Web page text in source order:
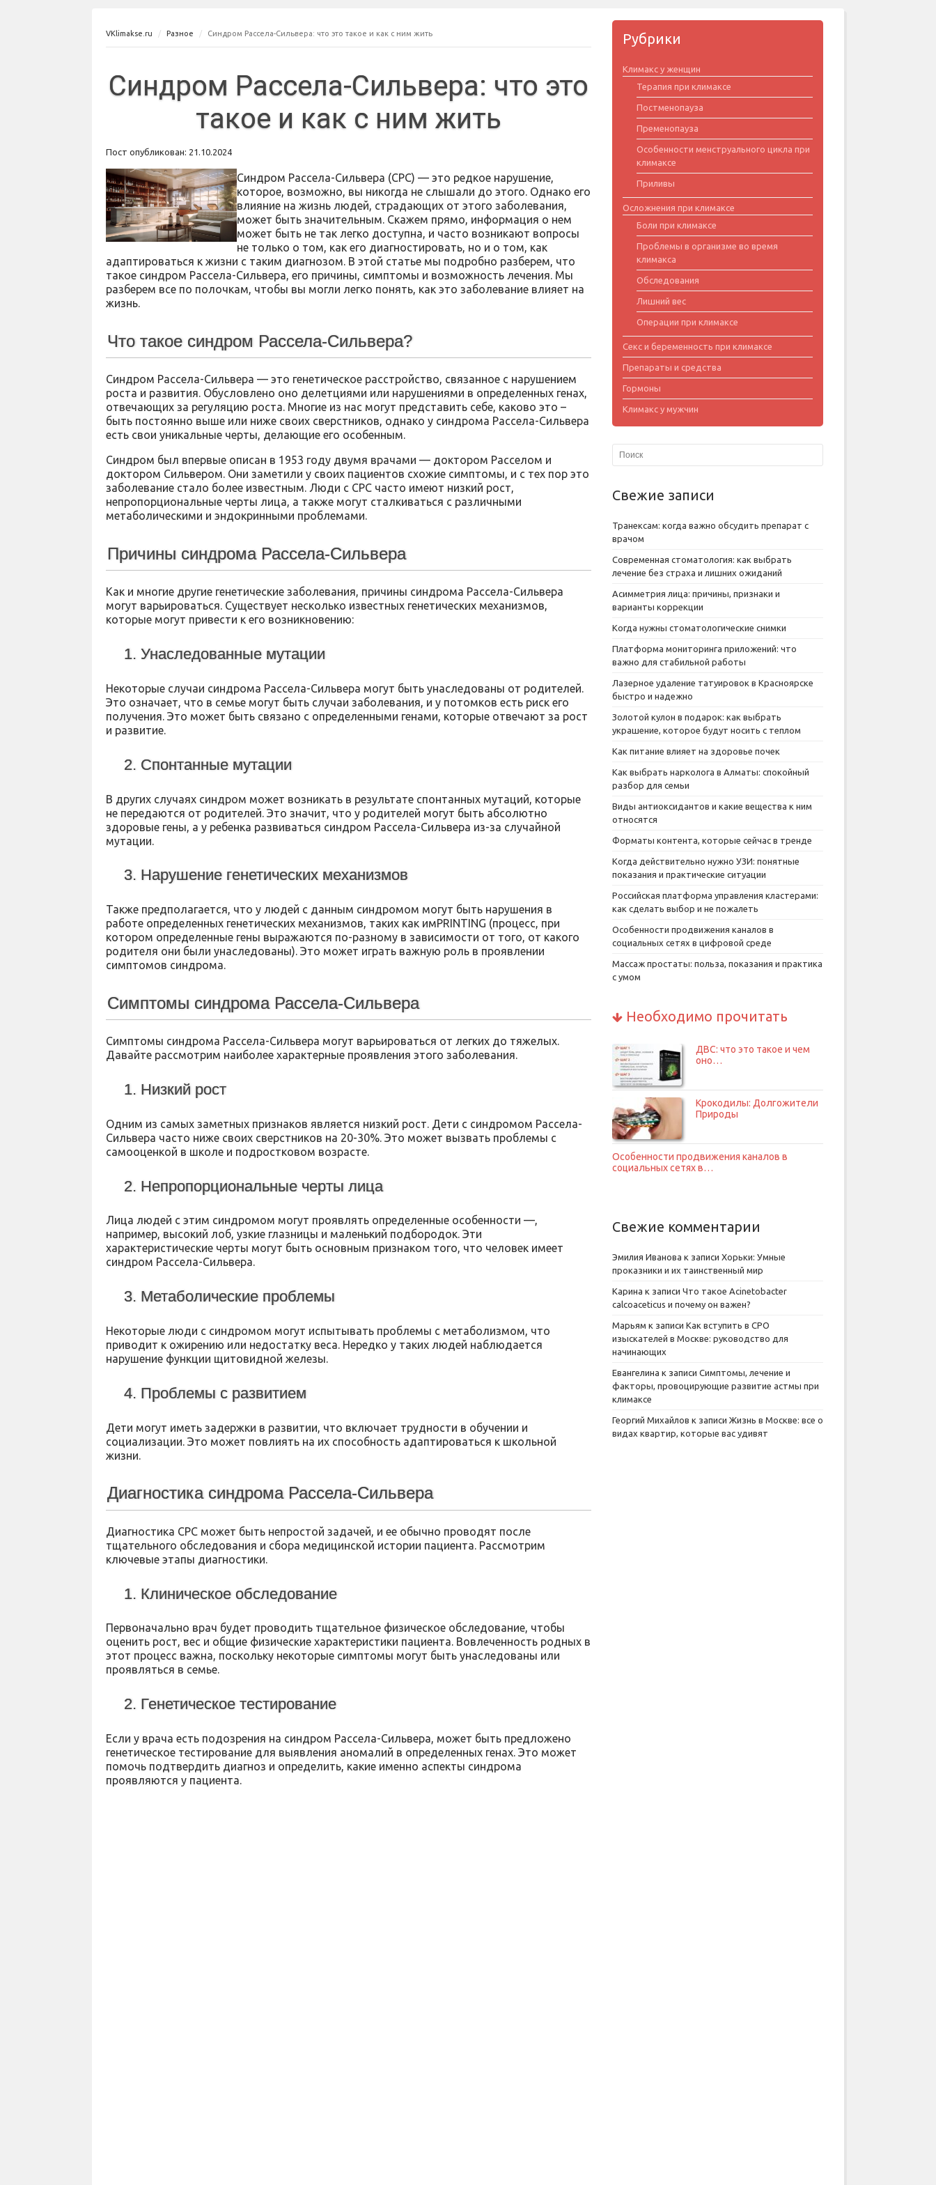
VKlimakse.ru Разное Синдром Рассела-Сильвера: что это такое и как с ним жить
Синдром Рассела-Сильвера: что это
такое и как с ним жить
Пост опубликован: 21.10.2024
Синдром Рассела-Сильвера (СРС) — это редкое нарушение,
которое, возможно, вы никогда не слышали до этого. Однако его
влияние на жизнь людей, страдающих от этого заболевания,
может быть значительным. Скажем прямо, информация о нем
может быть не так легко доступна, и часто возникают вопросы
не только о том, как его диагностировать, но и о том, как
адаптироваться к жизни с таким диагнозом. В этой статье мы подробно разберем, что
такое синдром Рассела-Сильвера, его причины, симптомы и возможность лечения. Мы
разберем все по полочкам, чтобы вы могли легко понять, как это заболевание влияет на
жизнь.
Что такое синдром Рассела-Сильвера?
Синдром Рассела-Сильвера — это генетическое расстройство, связанное с нарушением
роста и развития. Обусловлено оно делетциями или нарушениями в определенных генах,
отвечающих за регуляцию роста. Многие из нас могут представить себе, каково это –
быть постоянно выше или ниже своих сверстников, однако у синдрома Рассела-Сильвера
есть свои уникальные черты, делающие его особенным.
Синдром был впервые описан в 1953 году двумя врачами — доктором Расселом и
доктором Сильвером. Они заметили у своих пациентов схожие симптомы, и с тех пор это
заболевание стало более известным. Люди с СРС часто имеют низкий рост,
непропорциональные черты лица, а также могут сталкиваться с различными
метаболическими и эндокринными проблемами.
Причины синдрома Рассела-Сильвера
Как и многие другие генетические заболевания, причины синдрома Рассела-Сильвера
могут варьироваться. Существует несколько известных генетических механизмов,
которые могут привести к его возникновению:
1. Унаследованные мутации
Некоторые случаи синдрома Рассела-Сильвера могут быть унаследованы от родителей.
Это означает, что в семье могут быть случаи заболевания, и у потомков есть риск его
получения. Это может быть связано с определенными генами, которые отвечают за рост
и развитие.
2. Спонтанные мутации
В других случаях синдром может возникать в результате спонтанных мутаций, которые
не передаются от родителей. Это значит, что у родителей могут быть абсолютно
здоровые гены, а у ребенка развиваться синдром Рассела-Сильвера из-за случайной
мутации.
3. Нарушение генетических механизмов
Также предполагается, что у людей с данным синдромом могут быть нарушения в
работе определенных генетических механизмов, таких как имPRINTING (процесс, при
котором определенные гены выражаются по-разному в зависимости от того, от какого
родителя они были унаследованы). Это может играть важную роль в проявлении
симптомов синдрома.
Симптомы синдрома Рассела-Сильвера
Симптомы синдрома Рассела-Сильвера могут варьироваться от легких до тяжелых.
Давайте рассмотрим наиболее характерные проявления этого заболевания.
1. Низкий рост
Одним из самых заметных признаков является низкий рост. Дети с синдромом Рассела-
Сильвера часто ниже своих сверстников на 20-30%. Это может вызвать проблемы с
самооценкой в школе и подростковом возрасте.
2. Непропорциональные черты лица
Лица людей с этим синдромом могут проявлять определенные особенности —,
например, высокий лоб, узкие глазницы и маленький подбородок. Эти
характеристические черты могут быть основным признаком того, что человек имеет
синдром Рассела-Сильвера.
3. Метаболические проблемы
Некоторые люди с синдромом могут испытывать проблемы с метаболизмом, что
приводит к ожирению или недостатку веса. Нередко у таких людей наблюдается
нарушение функции щитовидной железы.
4. Проблемы с развитием
Дети могут иметь задержки в развитии, что включает трудности в обучении и
социализации. Это может повлиять на их способность адаптироваться к школьной
жизни.
Диагностика синдрома Рассела-Сильвера
Диагностика СРС может быть непростой задачей, и ее обычно проводят после
тщательного обследования и сбора медицинской истории пациента. Рассмотрим
ключевые этапы диагностики.
1. Клиническое обследование
Первоначально врач будет проводить тщательное физическое обследование, чтобы
оценить рост, вес и общие физические характеристики пациента. Вовлеченность родных в
этот процесс важна, поскольку некоторые симптомы могут быть унаследованы или
проявляться в семье.
2. Генетическое тестирование
Если у врача есть подозрения на синдром Рассела-Сильвера, может быть предложено
генетическое тестирование для выявления аномалий в определенных генах. Это может
помочь подтвердить диагноз и определить, какие именно аспекты синдрома
проявляются у пациента.
Рубрики
Климакс у женщин
Терапия при климаксе
Постменопауза
Пременопауза
Особенности менструального цикла при
климаксе
Приливы
Осложнения при климаксе
Боли при климаксе
Проблемы в организме во время
климакса
Обследования
Лишний вес
Операции при климаксе
Секс и беременность при климаксе
Препараты и средства
Гормоны
Климакс у мужчин
Свежие записи
Транексам: когда важно обсудить препарат с
врачом
Современная стоматология: как выбрать
лечение без страха и лишних ожиданий
Асимметрия лица: причины, признаки и
варианты коррекции
Когда нужны стоматологические снимки
Платформа мониторинга приложений: что
важно для стабильной работы
Лазерное удаление татуировок в Красноярске
быстро и надежно
Золотой кулон в подарок: как выбрать
украшение, которое будут носить с теплом
Как питание влияет на здоровье почек
Как выбрать нарколога в Алматы: спокойный
разбор для семьи
Виды антиоксидантов и какие вещества к ним
относятся
Форматы контента, которые сейчас в тренде
Когда действительно нужно УЗИ: понятные
показания и практические ситуации
Российская платформа управления кластерами:
как сделать выбор и не пожалеть
Особенности продвижения каналов в
социальных сетях в цифровой среде
Массаж простаты: польза, показания и практика
с умом
Необходимо прочитать
ДВС: что это такое и чем
оно…
Крокодилы: Долгожители
Природы
Особенности продвижения каналов в
социальных сетях в…
Свежие комментарии
Эмилия Иванова к записи Хорьки: Умные
проказники и их таинственный мир
Карина к записи Что такое Acinetobacter
calcoaceticus и почему он важен?
Марьям к записи Как вступить в СРО
изыскателей в Москве: руководство для
начинающих
Евангелина к записи Симптомы, лечение и
факторы, провоцирующие развитие астмы при
климаксе
Георгий Михайлов к записи Жизнь в Москве: все о
видах квартир, которые вас удивят